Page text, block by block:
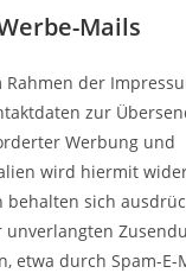
Mails
Rahmen der
zur
Werbung und
wird hiermit
behalten sich
unverlangten
etwa durch Spam-E-